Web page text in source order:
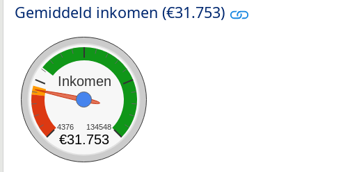
Gemiddeld inkomen (€31.753)
Inkomen
4376 134548
€31.753